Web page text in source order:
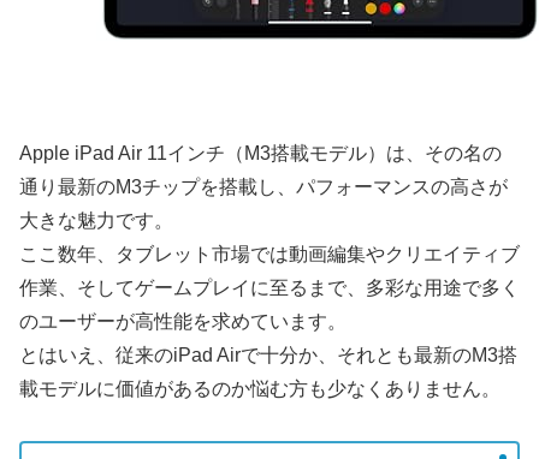
Apple iPad Air 11インチ（M3搭載モデル）は、その名の
通り最新のM3チップを搭載し、パフォーマンスの高さが
大きな魅力です。
ここ数年、タブレット市場では動画編集やクリエイティブ
作業、そしてゲームプレイに至るまで、多彩な用途で多く
のユーザーが高性能を求めています。
とはいえ、従来のiPad Airで十分か、それとも最新のM3搭
載モデルに価値があるのか悩む方も少なくありません。